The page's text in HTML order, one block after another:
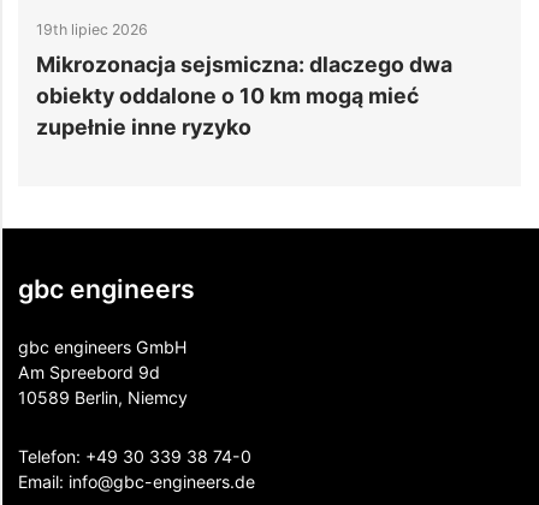
19th lipiec 2026
Mikrozonacja sejsmiczna: dlaczego dwa
obiekty oddalone o 10 km mogą mieć
zupełnie inne ryzyko
gbc engineers
gbc engineers GmbH
Am Spreebord 9d
10589 Berlin, Niemcy
Telefon: +49 30 339 38 74-0
Email: info@gbc-engineers.de